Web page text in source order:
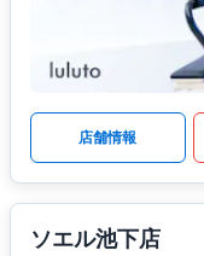
店舗情報
ソエル池下店